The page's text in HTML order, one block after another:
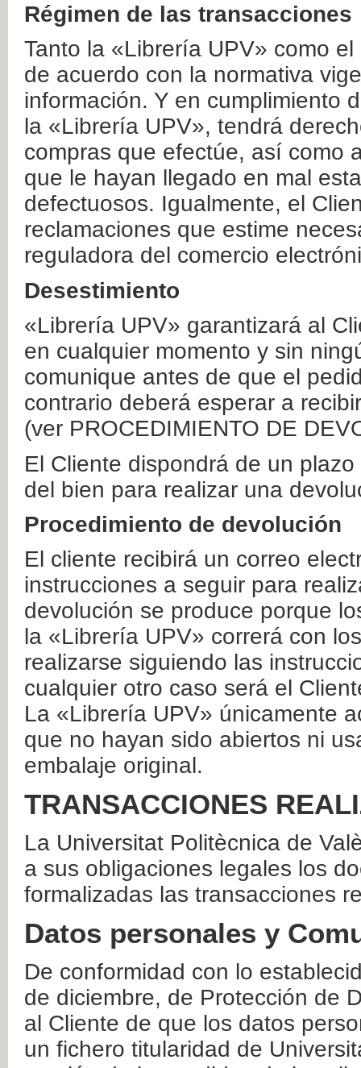
Régimen de las transacciones
Tanto la «Librería UPV» como
de acuerdo con la normativa
información. Y en cumplimiento
la «Librería UPV», tendrá
compras que efectúe, así como
que le hayan llegado en mal
defectuosos. Igualmente, el
reclamaciones que estime
reguladora del comercio
Desestimiento
«Librería UPV» garantizará al
en cualquier momento y sin
comunique antes de que el
contrario deberá esperar a
(ver PROCEDIMIENTO DE
El Cliente dispondrá de un
del bien para realizar una
Procedimiento de devolución
El cliente recibirá un correo
instrucciones a seguir para
devolución se produce porque
la «Librería UPV» correrá con
realizarse siguiendo las
cualquier otro caso será el
La «Librería UPV» únicamente
que no hayan sido abiertos ni
embalaje original.
TRANSACCIONES
La Universitat Politècnica de
a sus obligaciones legales los
formalizadas las transacciones
Datos personales y
De conformidad con lo
de diciembre, de Protección de
al Cliente de que los datos
un fichero titularidad de